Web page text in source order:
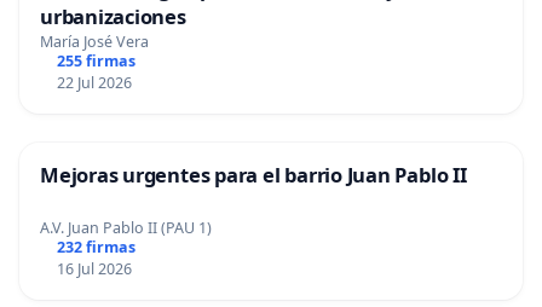
urbanizaciones
María José Vera
255 firmas
22 Jul 2026
Mejoras urgentes para el barrio Juan Pablo II
A.V. Juan Pablo II (PAU 1)
232 firmas
16 Jul 2026